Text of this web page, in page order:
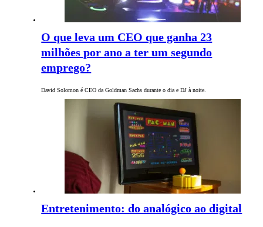
O que leva um CEO que ganha 23
milhões por ano a ter um segundo
emprego?
David Solomon é CEO da Goldman Sachs durante o dia e DJ à noite.
Entretenimento: do analógico ao digital